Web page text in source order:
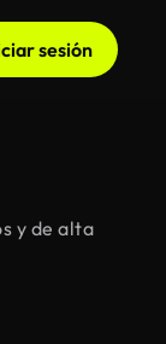
sesión
y de alta